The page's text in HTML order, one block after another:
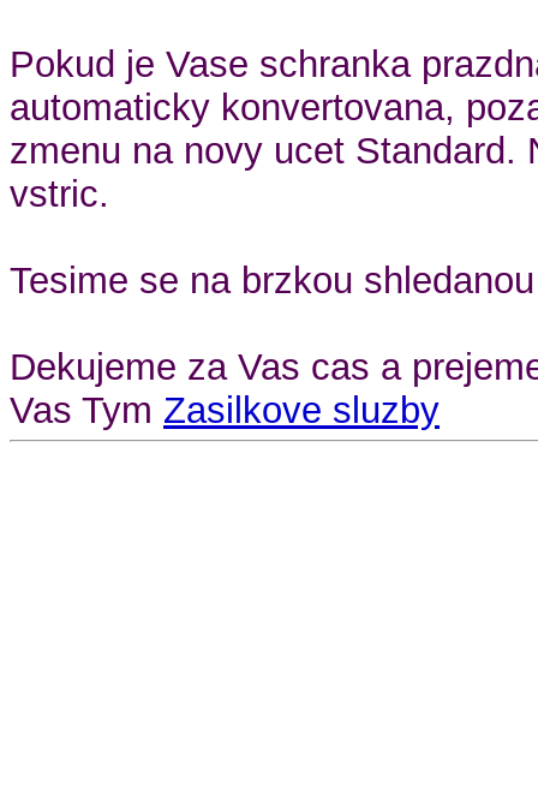
Pokud je Vase schranka
automaticky konvertovana,
zmenu na novy ucet Standard.
vstric.
Tesime se na brzkou
Dekujeme za Vas cas a
Vas Tym Zasilkove sluzby